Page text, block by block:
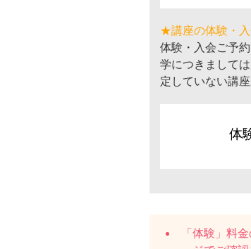
★講座の体験・
体験・入会ご予
学につきまして
定していない講
体
「体験」料